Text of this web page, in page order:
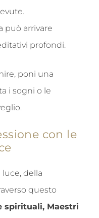
può arrivare
profondi.
poni una
i sogni o le
con le
luce, della
questo
spirituali, Maestri